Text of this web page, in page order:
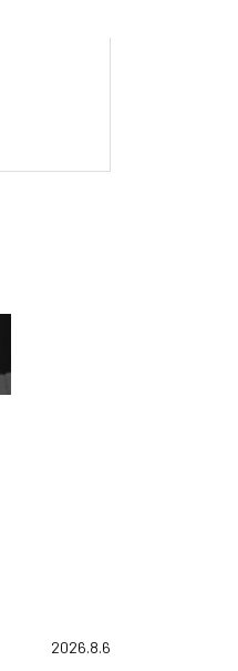
2026.8.6